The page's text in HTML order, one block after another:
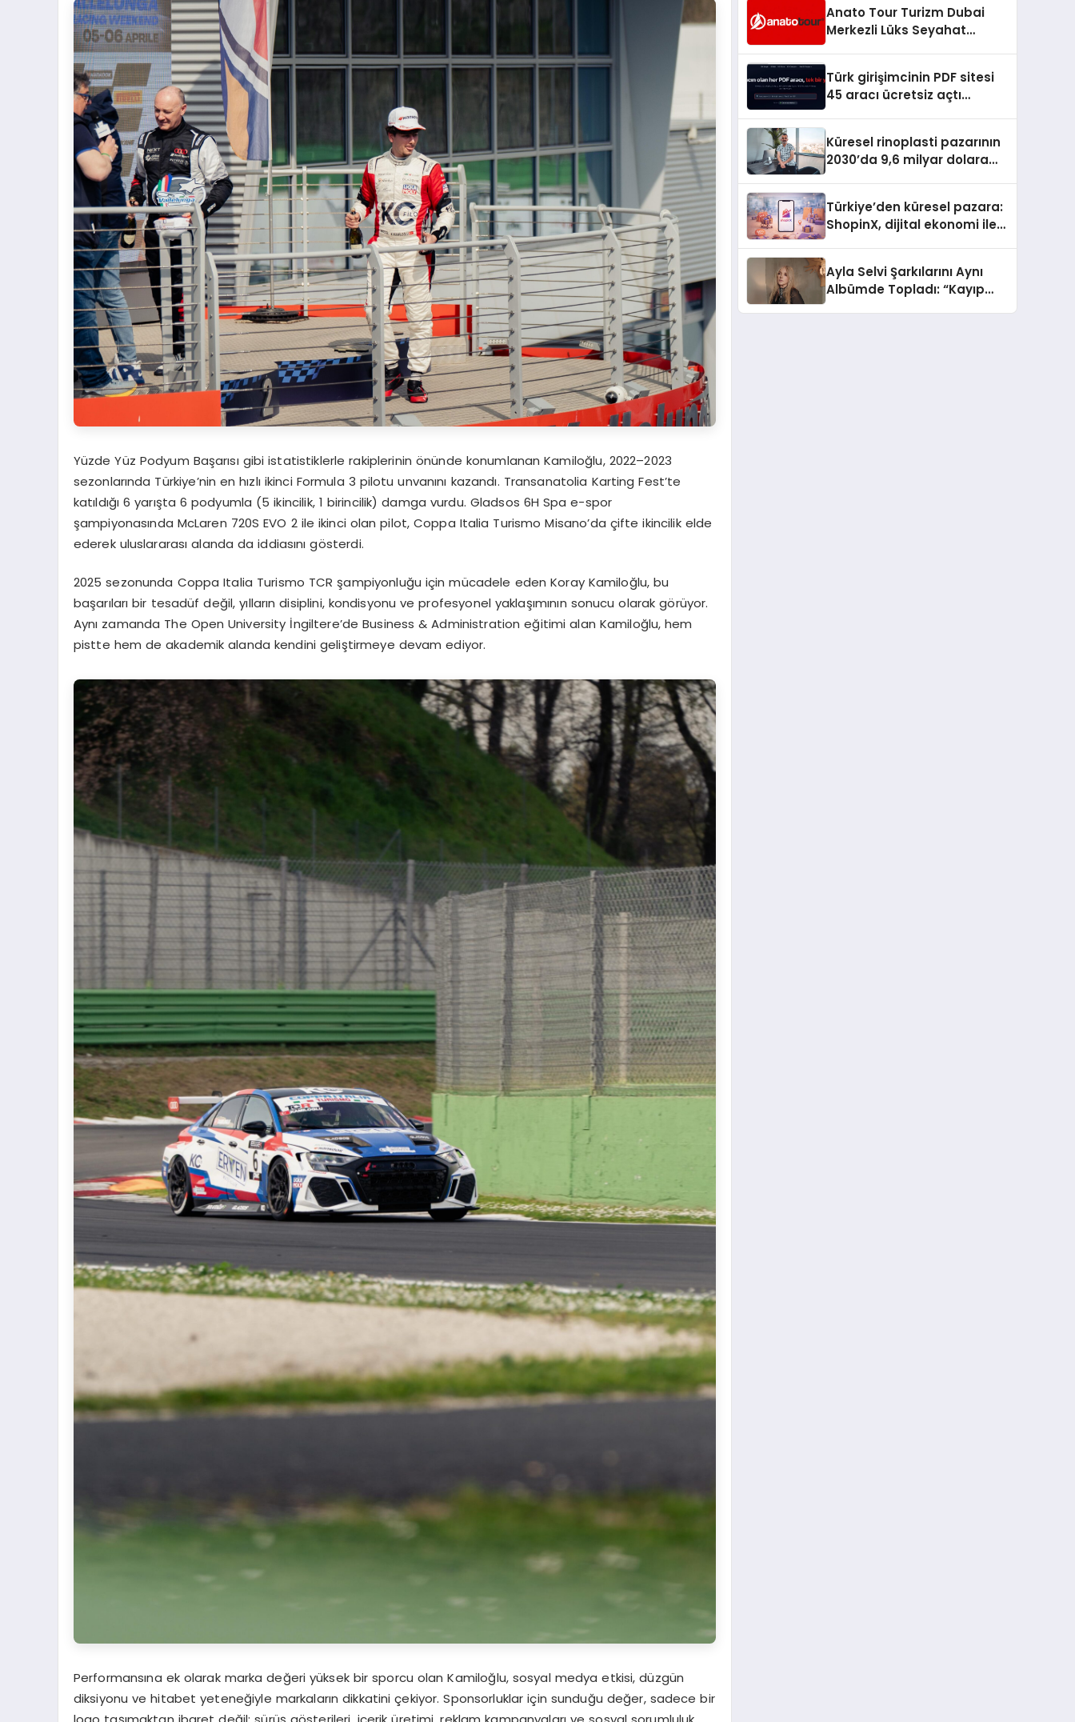
Yüzde Yüz Podyum Başarısı gibi istatistiklerle rakiplerinin önünde konumlanan Kamiloğlu, 2022–2023
sezonlarında Türkiye’nin en hızlı ikinci Formula 3 pilotu unvanını kazandı. Transanatolia Karting Fest’te
katıldığı 6 yarışta 6 podyumla (5 ikincilik, 1 birincilik) damga vurdu. Gladsos 6H Spa e-spor
şampiyonasında McLaren 720S EVO 2 ile ikinci olan pilot, Coppa Italia Turismo Misano’da çifte ikincilik elde
ederek uluslararası alanda da iddiasını gösterdi.
2025 sezonunda Coppa Italia Turismo TCR şampiyonluğu için mücadele eden Koray Kamiloğlu, bu
başarıları bir tesadüf değil, yılların disiplini, kondisyonu ve profesyonel yaklaşımının sonucu olarak görüyor.
Aynı zamanda The Open University İngiltere’de Business & Administration eğitimi alan Kamiloğlu, hem
pistte hem de akademik alanda kendini geliştirmeye devam ediyor.
Performansına ek olarak marka değeri yüksek bir sporcu olan Kamiloğlu, sosyal medya etkisi, düzgün
diksiyonu ve hitabet yeteneğiyle markaların dikkatini çekiyor. Sponsorluklar için sunduğu değer, sadece bir
Anato Tour Turizm Dubai
Merkezli Lüks Seyahat
Türk girişimcinin PDF sitesi
45 aracı ücretsiz açtı
Küresel rinoplasti pazarının
2030’da 9,6 milyar dolara
Türkiye’den küresel pazara:
ShopinX, dijital ekonomi ile
Ayla Selvi Şarkılarını Aynı
Albümde Topladı: “Kayıp